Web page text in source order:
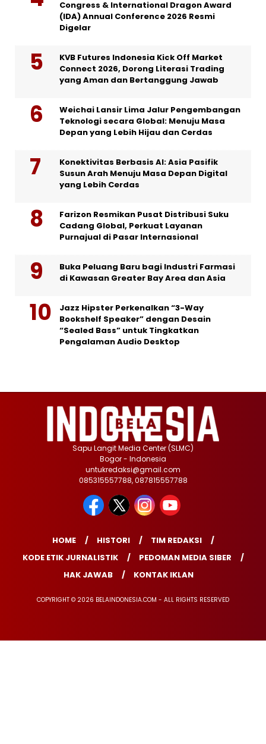
Congress & International Dragon Award
(IDA) Annual Conference 2026 Resmi
Digelar
KVB Futures Indonesia Kick Off Market
Connect 2026, Dorong Literasi Trading
yang Aman dan Bertanggung Jawab
Weichai Lansir Lima Jalur Pengembangan
Teknologi secara Global: Menuju Masa
Depan yang Lebih Hijau dan Cerdas
Konektivitas Berbasis AI: Asia Pasifik
Susun Arah Menuju Masa Depan Digital
yang Lebih Cerdas
Farizon Resmikan Pusat Distribusi Suku
Cadang Global, Perkuat Layanan
Purnajual di Pasar Internasional
Buka Peluang Baru bagi Industri Farmasi
di Kawasan Greater Bay Area dan Asia
Jazz Hipster Perkenalkan “3-Way
Bookshelf Speaker” dengan Desain
“Sealed Bass” untuk Tingkatkan
Pengalaman Audio Desktop
Sapu Langit Media Center (SLMC)
Bogor - Indonesia
untukredaksi@gmail.com
085315557788, 087815557788
HOME HISTORI
TIM REDAKSI
KODE ETIK JURNALISTIK
PEDOMAN MEDIA SIBER
HAK JAWAB
KONTAK IKLAN
COPYRIGHT © 2026 BELAINDONESIA.COM - ALL RIGHTS RESERVED